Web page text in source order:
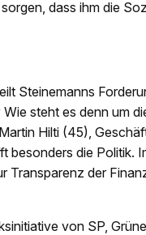
dass ihm die
Steinemanns
steht es denn um
Hilti (45),
besonders die Politik.
Transparenz der
von SP,